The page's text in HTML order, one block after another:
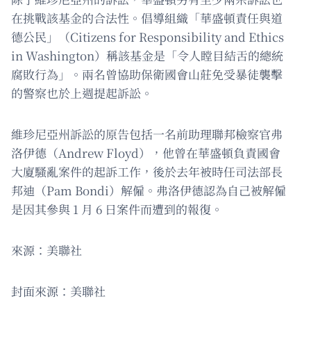
在挑戰該基金的合法性。倡導組織「華盛頓責任與道
德公民」（Citizens for Responsibility and Ethics
in Washington）稱該基金是「令人瞠目結舌的總統
腐敗行為」。兩名曾協助保衛國會山莊免受暴徒襲擊
的警察也於上週提起訴訟。
維珍尼亞州訴訟的原告包括一名前助理聯邦檢察官弗
洛伊德（Andrew Floyd），他曾在華盛頓負責國會
大廈騷亂案件的起訴工作，後於去年被時任司法部長
邦迪（Pam Bondi）解僱。弗洛伊德認為自己被解僱
是因其參與 1 月 6 日案件而遭到的報復。
來源：美聯社
封面來源：美聯社